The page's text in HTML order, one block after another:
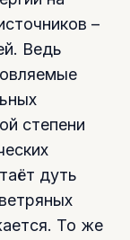
–
Ведь
степени
дуть
То же